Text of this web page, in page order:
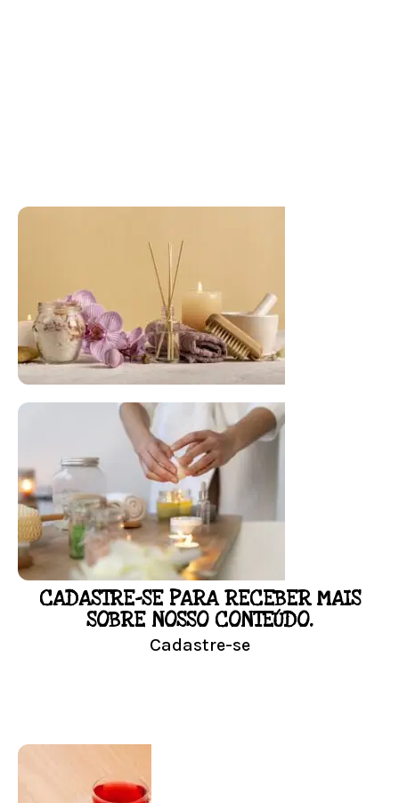
FLORAL DE BACH PERSONALIZADO
Responda as perguntas e receba o seu
floral em casa.
Resultado na hora!
Conheça mais e faça sua Pesquisa
LOJA
CADASTRE-SE PARA RECEBER MAIS
SOBRE NOSSO CONTEÚDO.
Cadastre-se